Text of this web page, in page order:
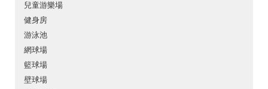
兒童游樂場
健身房
游泳池
網球場
籃球場
壁球場